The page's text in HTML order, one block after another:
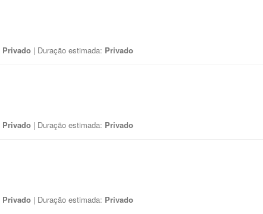
Privado | Duração estimada: Privado
Privado | Duração estimada: Privado
Privado | Duração estimada: Privado